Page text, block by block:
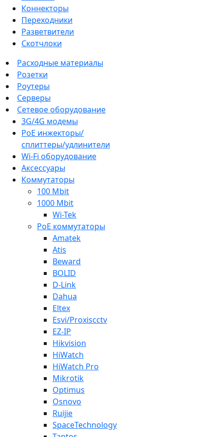
Коннекторы
Переходники
Разветвители
Скотчлоки
Расходные материалы
Розетки
Роутеры
Серверы
Сетевое оборудование
3G/4G модемы
PoE инжекторы/
сплиттеры/удлинители
Wi-Fi оборудование
Аксессуары
Коммутаторы
100 Mbit
1000 Mbit
Wi-Tek
PoE коммутаторы
Amatek
Atis
Beward
BOLID
D-Link
Dahua
Eltex
Esvi/Proxiscctv
EZ-IP
Hikvision
HiWatch
HiWatch Pro
Mikrotik
Optimus
Osnovo
Ruijie
SpaceTechnology